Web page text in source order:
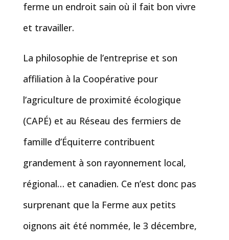
ferme un endroit sain où il fait bon vivre
et travailler.
La philosophie de l’entreprise et son
affiliation à la Coopérative pour
l’agriculture de proximité écologique
(CAPÉ) et au Réseau des fermiers de
famille d’Équiterre contribuent
grandement à son rayonnement local,
régional… et canadien. Ce n’est donc pas
surprenant que la Ferme aux petits
oignons ait été nommée, le 3 décembre,